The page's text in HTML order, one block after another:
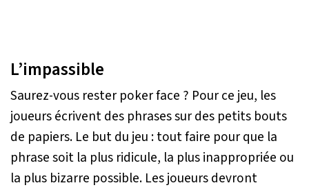
L’impassible
Saurez-vous rester poker face ? Pour ce jeu, les
joueurs écrivent des phrases sur des petits bouts
de papiers. Le but du jeu : tout faire pour que la
phrase soit la plus ridicule, la plus inappropriée ou
la plus bizarre possible. Les joueurs devront